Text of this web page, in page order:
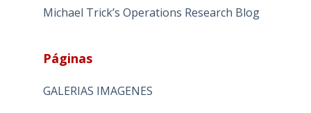
Michael Trick’s Operations Research Blog
Páginas
GALERIAS IMAGENES